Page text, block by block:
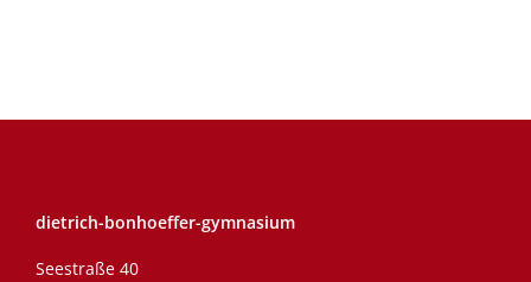
dietrich-bonhoeffer-gymnasium
Seestraße 40